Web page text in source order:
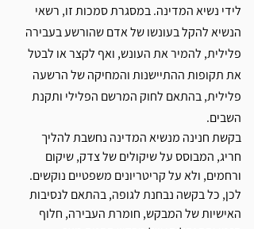
לידי נשיא המדינה. במסגרת סמכות זו, רשאי
הנשיא להקל בעונשו של אדם שהורשע בעבירה
פלילית, להמיר את העונש, ואף לקצר או לבטל
את תקופות ההתיישנות והמחיקה של הרשעה
פלילית, בהתאם לחוק המרשם הפלילי ותקנת
השבים.
בקשת חנינה מנשיא המדינה נחשבת להליך
חריג, המבוסס על שיקולים של צדק, שיקום
ורחמים, ולא על קריטריונים משפטיים נוקשים.
לכן, כל בקשה נבחנת לגופה, בהתאם לנסיבות
האישיות של המבקש, חומרת העבירה, חלוף